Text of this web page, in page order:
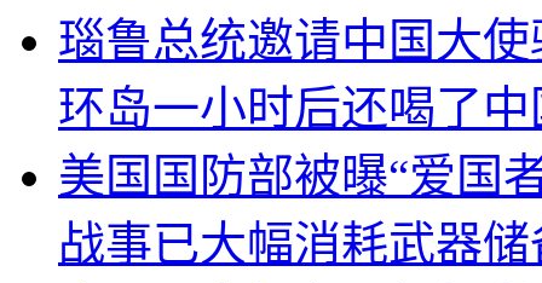
瑙鲁总统邀请中国大
环岛一小时后还喝了
美国国防部被曝“爱国
战事已大幅消耗武器储